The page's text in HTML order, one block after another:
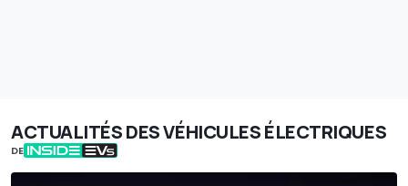
ACTUALITÉS DES VÉHICULES ÉLECTRIQUES
DE